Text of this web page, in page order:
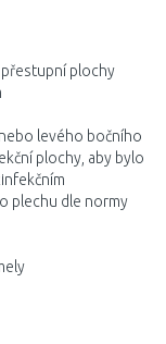
plochy
levého bočního
plochy, aby bylo
plechu dle normy